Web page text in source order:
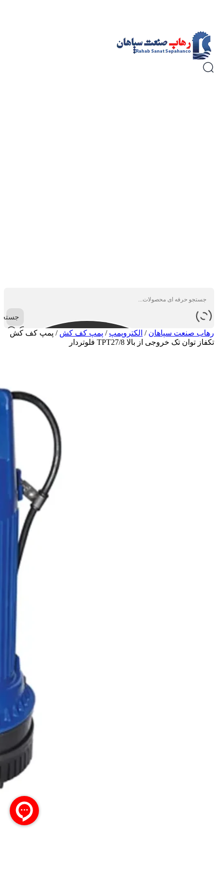
رهاب صنعت سپاهان / الکتروپمپ / پمپ کف کش / پمپ کف کش
تکفاز توان تک خروجی از بالا TPT27/8 فلوتردار